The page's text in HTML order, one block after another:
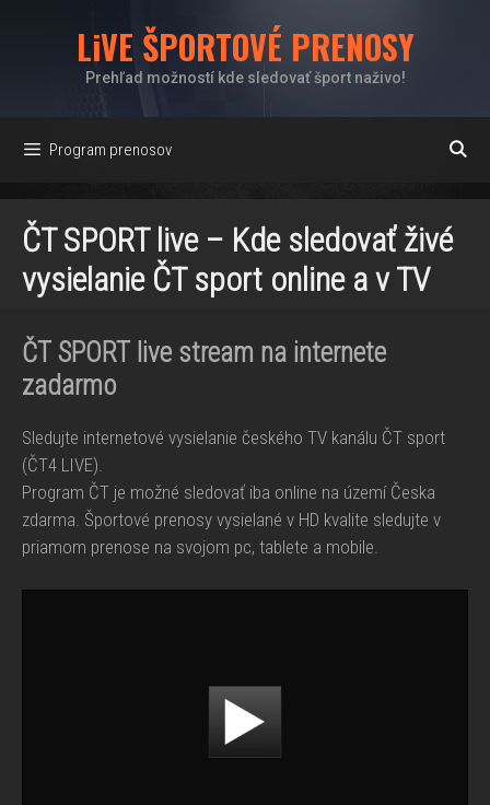
LiVE ŠPORTOVÉ PRENOSY
Prehľad možností kde sledovať šport naživo!
Program prenosov
ČT SPORT live – Kde sledovať živé
vysielanie ČT sport online a v TV
ČT SPORT live stream na internete
zadarmo
Sledujte internetové vysielanie českého TV kanálu ČT sport
(ČT4 LIVE).
Program ČT je možné sledovať iba online na území Česka
zdarma. Športové prenosy vysielané v HD kvalite sledujte v
priamom prenose na svojom pc, tablete a mobile.